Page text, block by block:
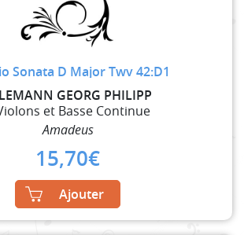
Sonata D Major Twv 42:D1
GEORG PHILIPP
et Basse Continue
Amadeus
15,70€
Ajouter